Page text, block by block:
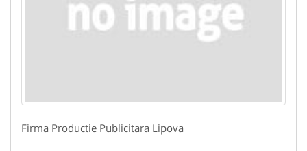
Firma Productie Publicitara Lipova